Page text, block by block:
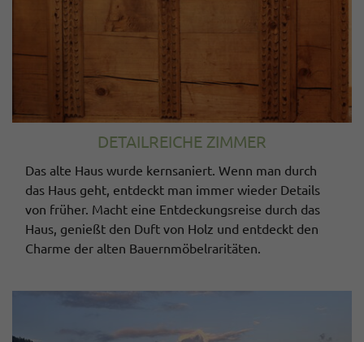
DETAILREICHE ZIMMER
Das alte Haus wurde kernsaniert. Wenn man durch
das Haus geht, entdeckt man immer wieder Details
von früher. Macht eine Entdeckungsreise durch das
Haus, genießt den Duft von Holz und entdeckt den
Charme der alten Bauernmöbelraritäten.